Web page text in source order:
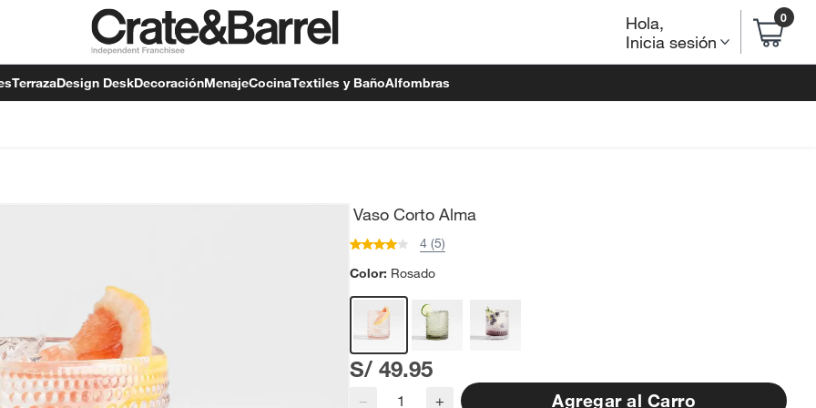
Hola,
Inicia sesión
0
TerrazaDesign DeskDecoraciónMenajeCocinaTextiles y BañoAlfombras
Vaso Corto Alma
4 (5)
Color: Rosado
S/ 49.95
− + Agregar al Carro